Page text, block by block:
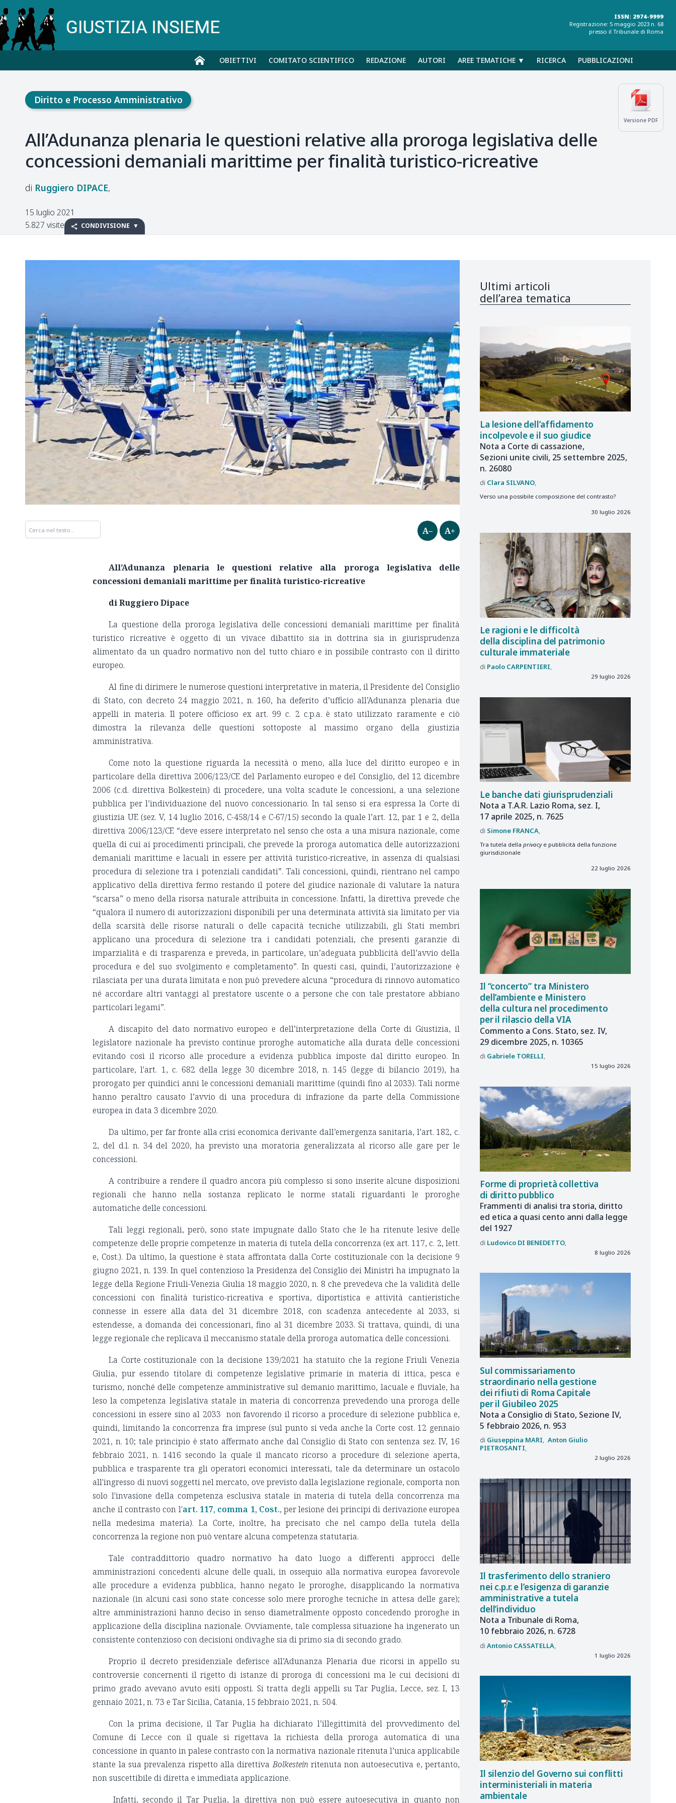
ISSN: 2974-9999
Registrazione: 5 maggio 2023 n. 68
presso il Tribunale di Roma
OBIETTIVI COMITATO SCIENTIFICO REDAZIONE AUTORI AREE TEMATICHE ▼ RICERCA PUBBLICAZIONI
Versione PDF
Diritto e Processo Amministrativo
All’Adunanza plenaria le questioni relative alla proroga legislativa delle
concessioni demaniali marittime per finalità turistico-ricreative
Ruggiero DIPACE
15 luglio 2021
5.827 visite
CONDIVISIONE
A– A+
All’Adunanza plenaria le questioni relative alla proroga legislativa delle
concessioni demaniali marittime per finalità turistico-ricreative
di Ruggiero Dipace
La questione della proroga legislativa delle concessioni demaniali marittime per finalità
turistico ricreative è oggetto di un vivace dibattito sia in dottrina sia in giurisprudenza
alimentato da un quadro normativo non del tutto chiaro e in possibile contrasto con il diritto
europeo.
Al fine di dirimere le numerose questioni interpretative in materia, il Presidente del Consiglio
di Stato, con decreto 24 maggio 2021, n. 160, ha deferito d’ufficio all’Adunanza plenaria due
appelli in materia. Il potere officioso ex art. 99 c. 2 c.p.a. è stato utilizzato raramente e ciò
dimostra la rilevanza delle questioni sottoposte al massimo organo della giustizia
amministrativa.
Come noto la questione riguarda la necessità o meno, alla luce del diritto europeo e in
particolare della direttiva 2006/123/CE del Parlamento europeo e del Consiglio, del 12 dicembre
2006 (c.d. direttiva Bolkestein) di procedere, una volta scadute le concessioni, a una selezione
pubblica per l’individuazione del nuovo concessionario. In tal senso si era espressa la Corte di
giustizia UE (sez. V, 14 luglio 2016, C-458/14 e C-67/15) secondo la quale l’art. 12, par. 1 e 2, della
direttiva 2006/123/CE “deve essere interpretato nel senso che osta a una misura nazionale, come
quella di cui ai procedimenti principali, che prevede la proroga automatica delle autorizzazioni
demaniali marittime e lacuali in essere per attività turistico-ricreative, in assenza di qualsiasi
procedura di selezione tra i potenziali candidati”. Tali concessioni, quindi, rientrano nel campo
applicativo della direttiva fermo restando il potere del giudice nazionale di valutare la natura
“scarsa” o meno della risorsa naturale attribuita in concessione. Infatti, la direttiva prevede che
“qualora il numero di autorizzazioni disponibili per una determinata attività sia limitato per via
della scarsità delle risorse naturali o delle capacità tecniche utilizzabili, gli Stati membri
applicano una procedura di selezione tra i candidati potenziali, che presenti garanzie di
imparzialità e di trasparenza e preveda, in particolare, un’adeguata pubblicità dell’avvio della
procedura e del suo svolgimento e completamento”. In questi casi, quindi, l’autorizzazione è
rilasciata per una durata limitata e non può prevedere alcuna “procedura di rinnovo automatico
né accordare altri vantaggi al prestatore uscente o a persone che con tale prestatore abbiano
particolari legami”.
A discapito del dato normativo europeo e dell’interpretazione della Corte di Giustizia, il
legislatore nazionale ha previsto continue proroghe automatiche alla durata delle concessioni
evitando così il ricorso alle procedure a evidenza pubblica imposte dal diritto europeo. In
particolare, l'art. 1, c. 682 della legge 30 dicembre 2018, n. 145 (legge di bilancio 2019), ha
prorogato per quindici anni le concessioni demaniali marittime (quindi fino al 2033). Tali norme
hanno peraltro causato l’avvio di una procedura di infrazione da parte della Commissione
europea in data 3 dicembre 2020.
Da ultimo, per far fronte alla crisi economica derivante dall’emergenza sanitaria, l’art. 182, c.
2, del d.l. n. 34 del 2020, ha previsto una moratoria generalizzata al ricorso alle gare per le
concessioni.
A contribuire a rendere il quadro ancora più complesso si sono inserite alcune disposizioni
regionali che hanno nella sostanza replicato le norme statali riguardanti le proroghe
automatiche delle concessioni.
Tali leggi regionali, però, sono state impugnate dallo Stato che le ha ritenute lesive delle
competenze delle proprie competenze in materia di tutela della concorrenza (ex art. 117, c. 2, lett.
e, Cost.). Da ultimo, la questione è stata affrontata dalla Corte costituzionale con la decisione 9
giugno 2021, n. 139. In quel contenzioso la Presidenza del Consiglio dei Ministri ha impugnato la
legge della Regione Friuli-Venezia Giulia 18 maggio 2020, n. 8 che prevedeva che la validità delle
concessioni con finalità turistico-ricreativa e sportiva, diportistica e attività cantieristiche
connesse in essere alla data del 31 dicembre 2018, con scadenza antecedente al 2033, si
estendesse, a domanda dei concessionari, fino al 31 dicembre 2033. Si trattava, quindi, di una
legge regionale che replicava il meccanismo statale della proroga automatica delle concessioni.
La Corte costituzionale con la decisione 139/2021 ha statuito che la regione Friuli Venezia
Giulia, pur essendo titolare di competenze legislative primarie in materia di ittica, pesca e
turismo, nonché delle competenze amministrative sul demanio marittimo, lacuale e fluviale, ha
leso la competenza legislativa statale in materia di concorrenza prevedendo una proroga delle
concessioni in essere sino al 2033 non favorendo il ricorso a procedure di selezione pubblica e,
quindi, limitando la concorrenza fra imprese (sul punto si veda anche la Corte cost. 12 gennaio
2021, n. 10; tale principio è stato affermato anche dal Consiglio di Stato con sentenza sez. IV, 16
febbraio 2021, n. 1416 secondo la quale il mancato ricorso a procedure di selezione aperta,
pubblica e trasparente tra gli operatori economici interessati, tale da determinare un ostacolo
all'ingresso di nuovi soggetti nel mercato, ove previsto dalla legislazione regionale, comporta non
solo l'invasione della competenza esclusiva statale in materia di tutela della concorrenza ma
anche il contrasto con l'art. 117, comma 1, Cost., per lesione dei principi di derivazione europea
nella medesima materia). La Corte, inoltre, ha precisato che nel campo della tutela della
concorrenza la regione non può ventare alcuna competenza statutaria.
Tale contraddittorio quadro normativo ha dato luogo a differenti approcci delle
amministrazioni concedenti alcune delle quali, in ossequio alla normativa europea favorevole
alle procedure a evidenza pubblica, hanno negato le proroghe, disapplicando la normativa
nazionale (in alcuni casi sono state concesse solo mere proroghe tecniche in attesa delle gare);
altre amministrazioni hanno deciso in senso diametralmente opposto concedendo proroghe in
applicazione della disciplina nazionale. Ovviamente, tale complessa situazione ha ingenerato un
consistente contenzioso con decisioni ondivaghe sia di primo sia di secondo grado.
Proprio il decreto presidenziale deferisce all’Adunanza Plenaria due ricorsi in appello su
controversie concernenti il rigetto di istanze di proroga di concessioni ma le cui decisioni di
primo grado avevano avuto esiti opposti. Si tratta degli appelli su Tar Puglia, Lecce, sez. I, 13
gennaio 2021, n. 73 e Tar Sicilia, Catania, 15 febbraio 2021, n. 504.
Con la prima decisione, il Tar Puglia ha dichiarato l’illegittimità del provvedimento del
Comune di Lecce con il quale si rigettava la richiesta della proroga automatica di una
concessione in quanto in palese contrasto con la normativa nazionale ritenuta l’unica applicabile
stante la sua prevalenza rispetto alla direttivaBolkesteinritenuta non autoesecutiva e, pertanto,
non suscettibile di diretta e immediata applicazione.
Infatti, secondo il Tar Puglia, la direttiva non può essere autoesecutiva in quanto non
Ultimi articoli
dell’area tematica
La lesione dell’affidamento
incolpevole e il suo giudice
Nota a Corte di cassazione,
Sezioni unite civili, 25 settembre 2025,
n. 26080
Clara SILVANO
Verso una possibile composizione del contrasto?
30 luglio 2026
Le ragioni e le difficoltà
della disciplina del patrimonio
culturale immateriale
Paolo CARPENTIERI
29 luglio 2026
Le banche dati giurisprudenziali
Nota a T.A.R. Lazio Roma, sez. I,
17 aprile 2025, n. 7625
Simone FRANCA
Tra tutela della privacye pubblicità della funzione
giurisdizionale
22 luglio 2026
Il “concerto” tra Ministero
dell’ambiente e Ministero
della cultura nel procedimento
per il rilascio della VIA
Commento a Cons. Stato, sez. IV,
29 dicembre 2025, n. 10365
Gabriele TORELLI
15 luglio 2026
Forme di proprietà collettiva
di diritto pubblico
Frammenti di analisi tra storia, diritto
ed etica a quasi cento anni dalla legge
del 1927
Ludovico DI BENEDETTO
8 luglio 2026
Sul commissariamento
straordinario nella gestione
dei rifiuti di Roma Capitale
per il Giubileo 2025
Nota a Consiglio di Stato, Sezione IV,
5 febbraio 2026, n. 953
Giuseppina MARI
Anton Giulio
PIETROSANTI
2 luglio 2026
Il trasferimento dello straniero
nei c.p.r. e l’esigenza di garanzie
amministrative a tutela
dell’individuo
Nota a Tribunale di Roma,
10 febbraio 2026, n. 6728
Antonio CASSATELLA
1 luglio 2026
Il silenzio del Governo sui conflitti
interministeriali in materia
ambientale